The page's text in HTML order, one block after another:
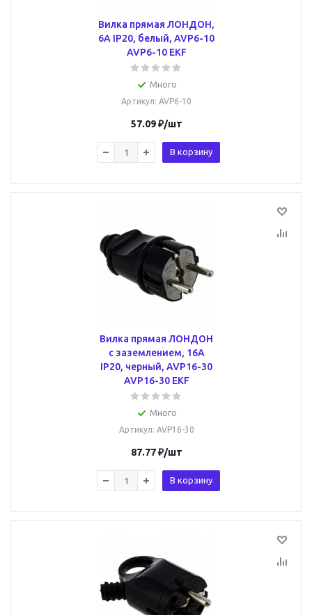
Вилка прямая ЛОНДОН,
6А IP20, белый, AVP6-10
AVP6-10 EKF
Много
Артикул: AVP6-10
57.09₽/шт
В корзину
Вилка прямая ЛОНДОН
с заземлением, 16А
IP20, черный, AVP16-30
AVP16-30 EKF
Много
Артикул: AVP16-30
87.77₽/шт
В корзину